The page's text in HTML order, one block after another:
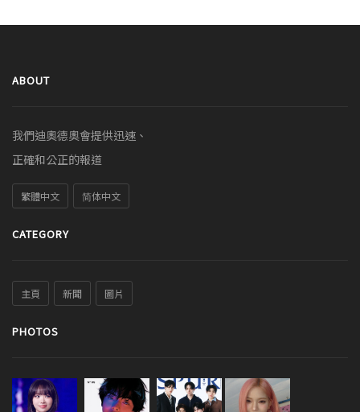
ABOUT
我們迪奧德奧會提供迅速、
正確和公正的報道
繁體中文 简体中文
CATEGORY
主頁 新聞 圖片
PHOTOS